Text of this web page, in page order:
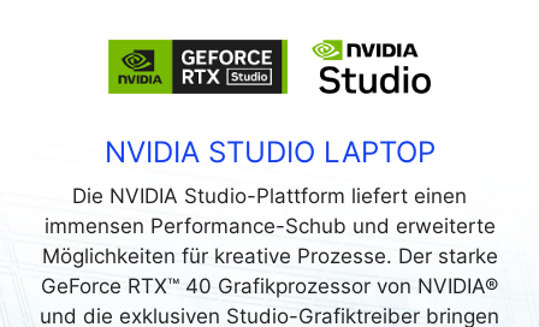
NVIDIA STUDIO LAPTOP
Die NVIDIA Studio-Plattform liefert einen
immensen Performance-Schub und erweiterte
Möglichkeiten für kreative Prozesse. Der starke
GeForce RTX™ 40 Grafikprozessor von NVIDIA®
und die exklusiven Studio-Grafiktreiber bringen